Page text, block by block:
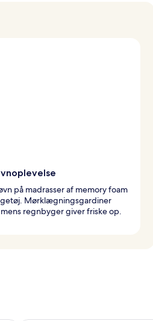
på madrasser af memory foam
Mørklægningsgardiner
regnbyger giver friske op.